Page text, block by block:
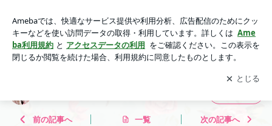
ナビ代表・美容家 飯塚美香のブログ
アプリをダウンロードして ブログの更新通知
を受け取りまし
ょう。
開く
前の記事へ 一覧 次の記事へ